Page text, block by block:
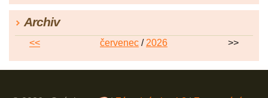
Archiv
<< červenec / 2026 >>